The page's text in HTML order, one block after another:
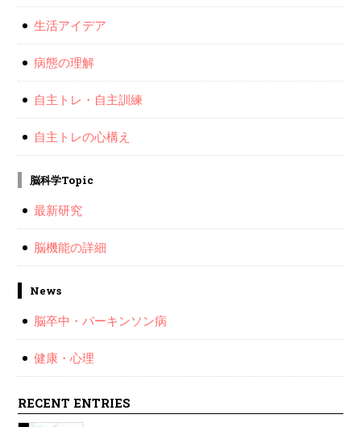
生活アイデア
病態の理解
自主トレ・自主訓練
自主トレの心構え
脳科学Topic
最新研究
脳機能の詳細
News
脳卒中・パーキンソン病
健康・心理
RECENT ENTRIES